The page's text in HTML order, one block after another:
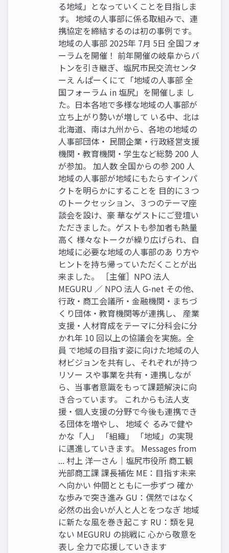
る地域」となっていくことを目指しま
す。 地域の人事部に係る取組みで、連
携協定を締結するのは初の事例です。
地域の人事部 2025年 7月 5日 全国フォ
ーラムを開催！ 前年開催の岐阜からバ
トンを引き継ぎ、塩尻市民交流センタ
ーえ んぱーくにて「地域の人事部 全
国フォーラム in 塩尻」を開催しま し
た。日本各地で多様な地域の人事部が
立ち上がり勢いが増して いる中、北は
北海道、南は九州から、各地の地域の
人事部団体・ 民間企業・行政経営支援
機関・教育機関・学生など総勢 200 人
が参加。 加人数 全国からの参 200 人
地域の人事部が地域にもたらすインパ
クトを明らかにすることを 目的に３つ
のトークセッション、３つのテーマ座
談会を設け、豪 華なゲストにご登壇い
ただきました。ゲストも参加者も熱量
高く 様々なトークが繰り広げられ、自
地域に必要な地域の人事部のあ り方や
ヒントを持ち帰っていただくことが出
来ました。 ［主催］NPO 法人
MEGURU ／ NPO 法人 G-net その他、
行政・商工会議所・金融機関・まちづ
くり団体・教育機関等が連携し、 産業
支援・人材育成をテーマに分科会に分
かれ年 10 回以上の協議会を実施。全
員 で地域の目指す姿に向けた地域の人
材ビジョンを共有し、それぞれが持つ
リソー スや事業を共有・連携しなが
ら、当事者意識をもって課題解決に向
き合っています。 これからも法人支
援・個人支援の分野で今後も連携でき
る団体を増やし、 地域ぐ るみで健や
かな「人」 「組織」 「地域」の実現
に邁進していきます。 Messages from
... 村上 洋一さん｜塩尻市役所 商工観
光部商工課 課長補佐 ME：目指す未来
へ向かい 仲間とともに一歩ずつ 確か
な歩みで突き進み GU：偶然ではなく
必然の出会いが人と人とをつなぎ 地域
に新たな風を巻き起こす RU：類を見
ない MEGURU の挑戦に 心から敬意を
表し 全力で応援していきます